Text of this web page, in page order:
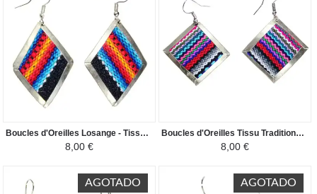
Boucles d'Oreilles Losange - Tissu Traditionnel Péruvien - Coloré Noir Rouge
8,00 €
Boucles d'Oreilles Tissu Traditionnel Péruvien - Losange Coloré Rose
8,00 €
AGOTADO AGOTADO